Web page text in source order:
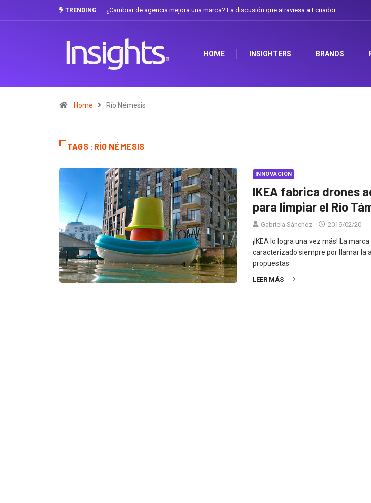
TRENDING ¿Cambiar de agencia mejora una marca? La discusión que atraviesa a Ecuador
HOME INSIGHTERS BRANDS
Home Río Némesis
TAGS :RÍO NÉMESIS
INNOVACIÓN
IKEA fabrica drones
para limpiar el Río
Gabriela Sánchez 2019/02/20
¡IKEA lo logra una vez más! La
caracterizado siempre por llamar la
propuestas
LEER MÁS